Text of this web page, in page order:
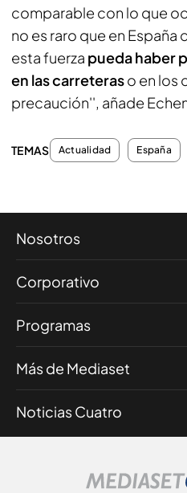
comparable con lo que
no es raro que en España
esta fuerza pueda haber
en las carreteraso en los
precaución'', añade
TEMAS Actualidad España
Nosotros
Corporativo
Programas
Más de Mediaset
Noticias Cuatro